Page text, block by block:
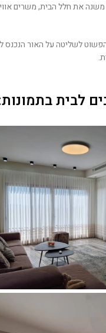
את חלל הבית, משרים
לשליטה על האור הנכנס
לבית